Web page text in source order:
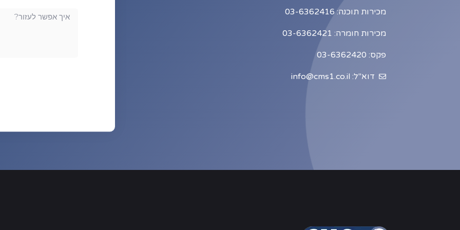
מכירות תוכנה: 03-6362416
מכירות חומרה: 03-6362421
פקס: 03-6362420
דוא"ל: info@cms1.co.il